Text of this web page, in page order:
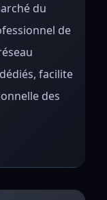
du
de
facilite
des